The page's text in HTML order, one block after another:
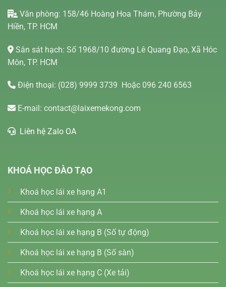
Văn phòng: 158/46 Hoàng Hoa Thám, Phường Bảy
Hiền, TP. HCM
Sân sát hạch: Số 1968/10 đường Lê Quang Đạo, Xã Hóc
Môn, TP. HCM
Điện thoại: (028) 9999 3739 Hoặc 096 240 6563
E-mail: contact@laixemekong.com
Liên hệ Zalo OA
KHOÁ HỌC ĐÀO TẠO
Khoá học lái xe hạng A1
Khoá học lái xe hạng A
Khoá học lái xe hạng B (Số tự động)
Khoá học lái xe hạng B (Số sàn)
Khoá học lái xe hạng C (Xe tải)